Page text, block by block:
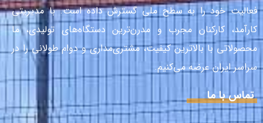
فعالیت خود را به سطح ملی گسترش داده است. با مدیریتی
کارآمد، کارکنان مجرب و مدرن‌ترین دستگاه‌های تولیدی، ما
محصولاتی با بالاترین کیفیت، مشتری‌مداری و دوام طولانی را در
سراسر ایران عرضه می‌کنیم.
تماس با ما